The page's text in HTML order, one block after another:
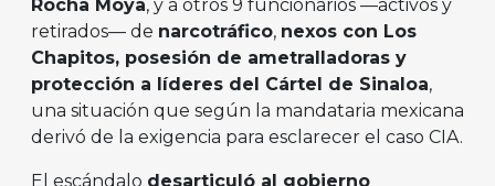
Rocha Moya, y a otros 9 funcionarios —activos y
retirados— de narcotráfico, nexos con Los
Chapitos, posesión de ametralladoras y
protección a líderes del Cártel de Sinaloa,
una situación que según la mandataria mexicana
derivó de la exigencia para esclarecer el caso CIA.
El escándalo desarticuló al gobierno